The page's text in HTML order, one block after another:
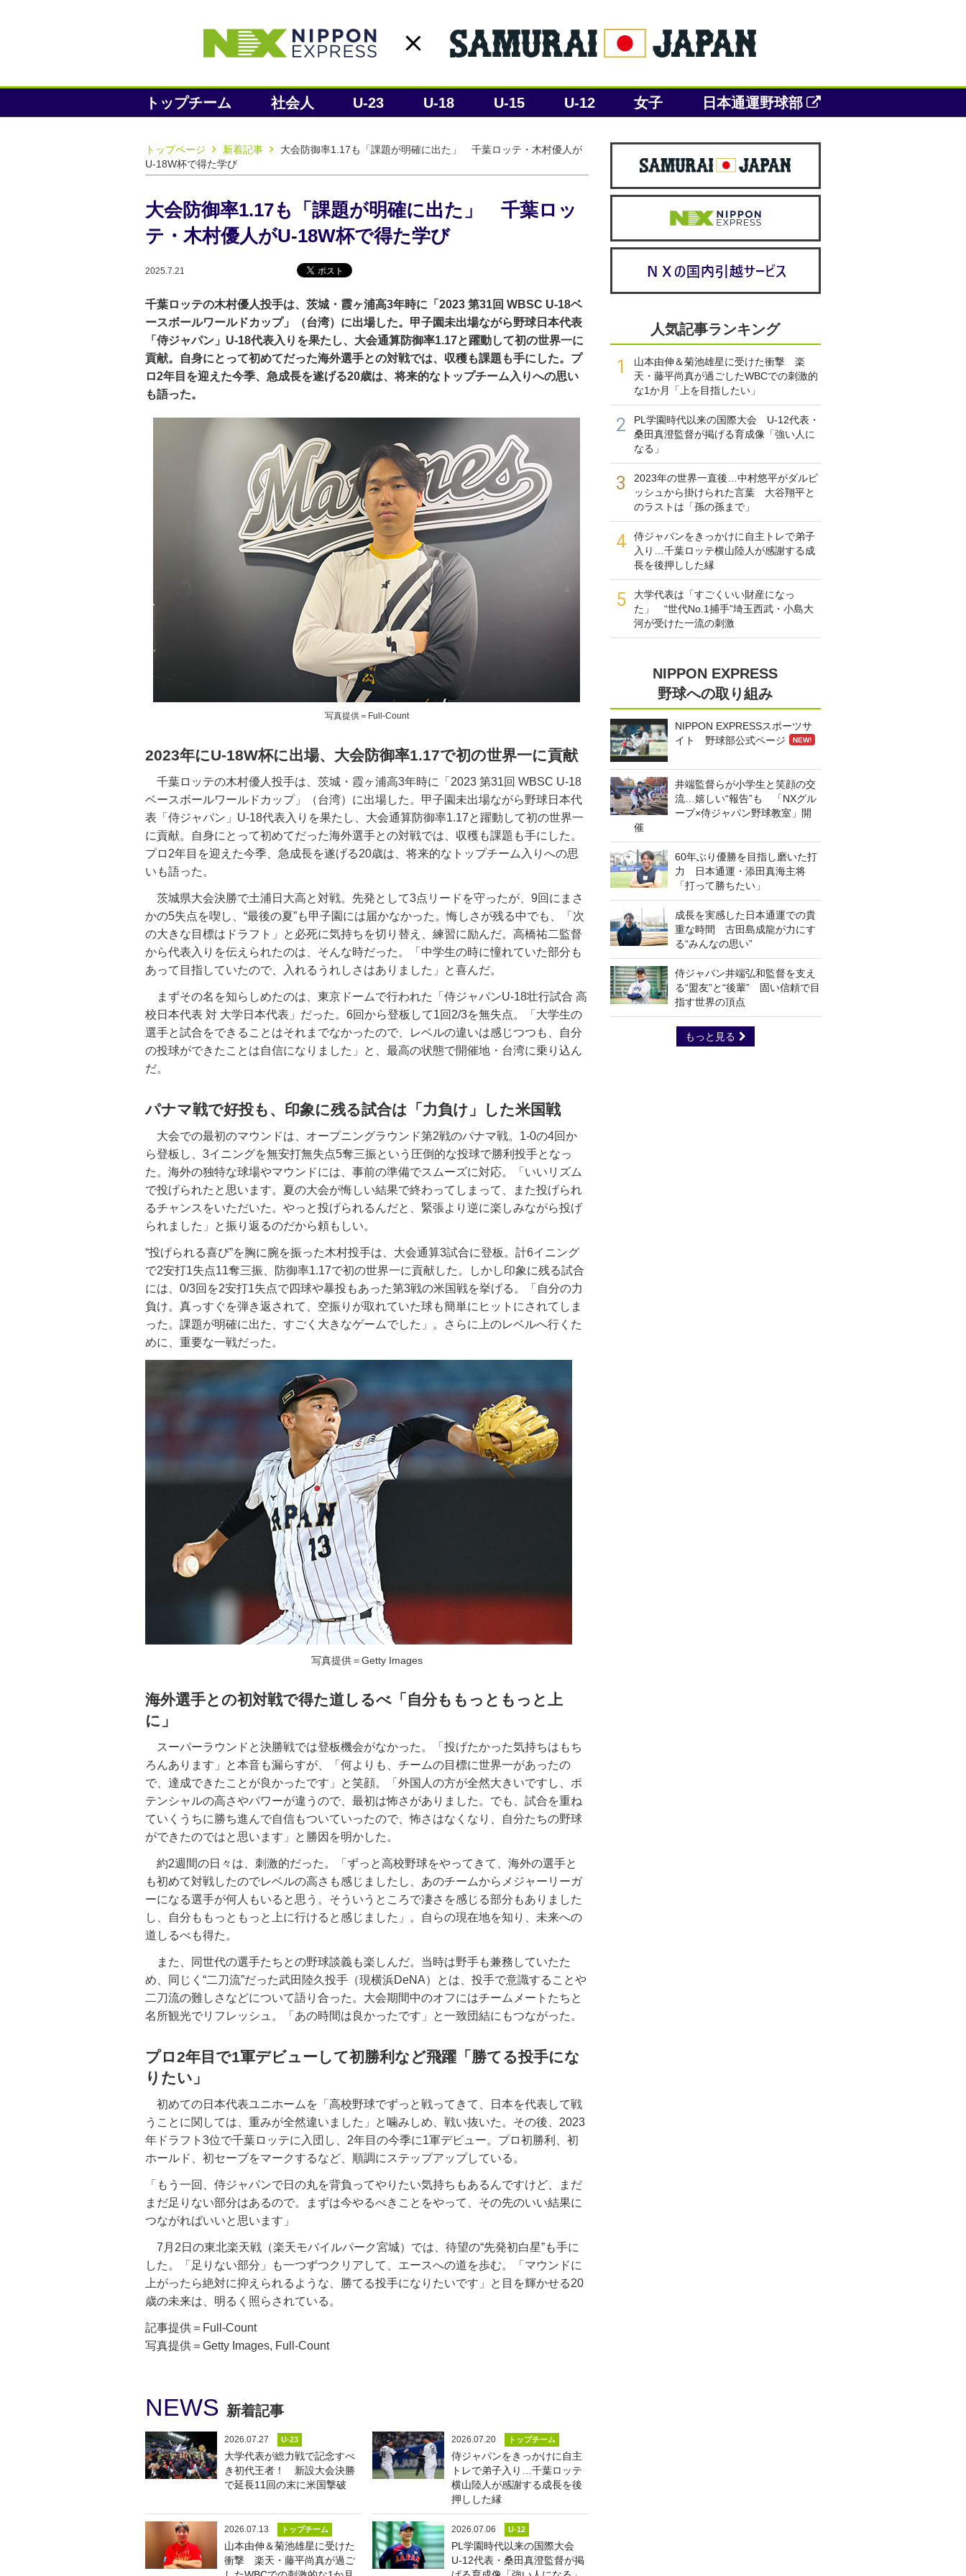
トップチーム 社会人 U-23 U-18 U-15 U-12 女子 日本通運野球部
トップページ 新着記事
大会防御率1.17も「課題が明確に出た」 千葉ロッテ・木村優人が
U-18W杯で得た学び
大会防御率1.17も「課題が明確に出た」 千葉ロッ
テ・木村優人がU-18W杯で得た学び
2025.7.21
千葉ロッテの木村優人投手は、茨城・霞ヶ浦高3年時に「2023 第31回 WBSC U-18ベ
ースボールワールドカップ」（台湾）に出場した。甲子園未出場ながら野球日本代表
「侍ジャパン」U-18代表入りを果たし、大会通算防御率1.17と躍動して初の世界一に
貢献。自身にとって初めてだった海外選手との対戦では、収穫も課題も手にした。プ
ロ2年目を迎えた今季、急成長を遂げる20歳は、将来的なトップチーム入りへの思い
も語った。
写真提供＝Full-Count
2023年にU-18W杯に出場、大会防御率1.17で初の世界一に貢献
千葉ロッテの木村優人投手は、茨城・霞ヶ浦高3年時に「2023 第31回 WBSC U-18
ベースボールワールドカップ」（台湾）に出場した。甲子園未出場ながら野球日本代
表「侍ジャパン」U-18代表入りを果たし、大会通算防御率1.17と躍動して初の世界一
に貢献。自身にとって初めてだった海外選手との対戦では、収穫も課題も手にした。
プロ2年目を迎えた今季、急成長を遂げる20歳は、将来的なトップチーム入りへの思
いも語った。
茨城県大会決勝で土浦日大高と対戦。先発として3点リードを守ったが、9回にまさ
かの5失点を喫し、“最後の夏”も甲子園には届かなかった。悔しさが残る中でも、「次
の大きな目標はドラフト」と必死に気持ちを切り替え、練習に励んだ。高橋祐二監督
から代表入りを伝えられたのは、そんな時だった。「中学生の時に憧れていた部分も
あって目指していたので、入れるうれしさはありました」と喜んだ。
まずその名を知らしめたのは、東京ドームで行われた「侍ジャパンU-18壮行試合 高
校日本代表 対 大学日本代表」だった。6回から登板して1回2/3を無失点。「大学生の
選手と試合をできることはそれまでなかったので、レベルの違いは感じつつも、自分
の投球ができたことは自信になりました」と、最高の状態で開催地・台湾に乗り込ん
だ。
パナマ戦で好投も、印象に残る試合は「力負け」した米国戦
大会での最初のマウンドは、オープニングラウンド第2戦のパナマ戦。1-0の4回か
ら登板し、3イニングを無安打無失点5奪三振という圧倒的な投球で勝利投手となっ
た。海外の独特な球場やマウンドには、事前の準備でスムーズに対応。「いいリズム
で投げられたと思います。夏の大会が悔しい結果で終わってしまって、また投げられ
るチャンスをいただいた。やっと投げられるんだと、緊張より逆に楽しみながら投げ
られました」と振り返るのだから頼もしい。
“投げられる喜び”を胸に腕を振った木村投手は、大会通算3試合に登板。計6イニング
で2安打1失点11奪三振、防御率1.17で初の世界一に貢献した。しかし印象に残る試合
には、0/3回を2安打1失点で四球や暴投もあった第3戦の米国戦を挙げる。「自分の力
負け。真っすぐを弾き返されて、空振りが取れていた球も簡単にヒットにされてしま
った。課題が明確に出た、すごく大きなゲームでした」。さらに上のレベルへ行くた
めに、重要な一戦だった。
写真提供＝Getty Images
海外選手との初対戦で得た道しるべ「自分ももっともっと上
に」
スーパーラウンドと決勝戦では登板機会がなかった。「投げたかった気持ちはもち
ろんあります」と本音も漏らすが、「何よりも、チームの目標に世界一があったの
で、達成できたことが良かったです」と笑顔。「外国人の方が全然大きいですし、ポ
テンシャルの高さやパワーが違うので、最初は怖さがありました。でも、試合を重ね
ていくうちに勝ち進んで自信もついていったので、怖さはなくなり、自分たちの野球
ができたのではと思います」と勝因を明かした。
約2週間の日々は、刺激的だった。「ずっと高校野球をやってきて、海外の選手と
も初めて対戦したのでレベルの高さも感じましたし、あのチームからメジャーリーガ
ーになる選手が何人もいると思う。そういうところで凄さを感じる部分もありました
し、自分ももっともっと上に行けると感じました」。自らの現在地を知り、未来への
道しるべも得た。
また、同世代の選手たちとの野球談義も楽しんだ。当時は野手も兼務していたた
め、同じく“二刀流”だった武田陸久投手（現横浜DeNA）とは、投手で意識することや
二刀流の難しさなどについて語り合った。大会期間中のオフにはチームメートたちと
名所観光でリフレッシュ。「あの時間は良かったです」と一致団結にもつながった。
プロ2年目で1軍デビューして初勝利など飛躍「勝てる投手にな
りたい」
初めての日本代表ユニホームを「高校野球でずっと戦ってきて、日本を代表して戦
うことに関しては、重みが全然違いました」と噛みしめ、戦い抜いた。その後、2023
年ドラフト3位で千葉ロッテに入団し、2年目の今季に1軍デビュー。プロ初勝利、初
ホールド、初セーブをマークするなど、順調にステップアップしている。
「もう一回、侍ジャパンで日の丸を背負ってやりたい気持ちもあるんですけど、まだ
まだ足りない部分はあるので。まずは今やるべきことをやって、その先のいい結果に
つながればいいと思います」
7月2日の東北楽天戦（楽天モバイルパーク宮城）では、待望の“先発初白星”も手に
した。「足りない部分」も一つずつクリアして、エースへの道を歩む。「マウンドに
上がったら絶対に抑えられるような、勝てる投手になりたいです」と目を輝かせる20
歳の未来は、明るく照らされている。
記事提供＝Full-Count
写真提供＝Getty Images, Full-Count
NEWS 新着記事
2026.07.27 U-23
大学代表が総力戦で記念すべ
き初代王者！ 新設大会決勝
で延長11回の末に米国撃破
2026.07.20 トップチーム
侍ジャパンをきっかけに自主
トレで弟子入り…千葉ロッテ
横山陸人が感謝する成長を後
押しした縁
2026.07.13 トップチーム
山本由伸＆菊池雄星に受けた
衝撃 楽天・藤平尚真が過ご
2026.07.06 U-12
PL学園時代以来の国際大会
U-12代表・桑田真澄監督が掲
人気記事ランキング
1
山本由伸＆菊池雄星に受けた衝撃 楽
天・藤平尚真が過ごしたWBCでの刺激的
な1か月「上を目指したい」
2
PL学園時代以来の国際大会 U-12代表・
桑田真澄監督が掲げる育成像「強い人に
なる」
3
2023年の世界一直後…中村悠平がダルビ
ッシュから掛けられた言葉 大谷翔平と
のラストは「孫の孫まで」
4
侍ジャパンをきっかけに自主トレで弟子
入り…千葉ロッテ横山陸人が感謝する成
長を後押しした縁
5
大学代表は「すごくいい財産になっ
た」 “世代No.1捕手”埼玉西武・小島大
河が受けた一流の刺激
NIPPON EXPRESS
野球への取り組み
NIPPON EXPRESSスポーツサ
イト 野球部公式ページ
NEW!
井端監督らが小学生と笑顔の交
流…嬉しい“報告”も 「NXグル
ープ×侍ジャパン野球教室」開
催
60年ぶり優勝を目指し磨いた打
力 日本通運・添田真海主将
「打って勝ちたい」
成長を実感した日本通運での貴
重な時間 古田島成龍が力にす
る“みんなの思い”
侍ジャパン井端弘和監督を支え
る“盟友”と“後輩” 固い信頼で目
指す世界の頂点
もっと見る